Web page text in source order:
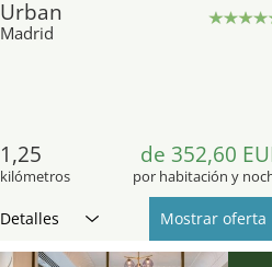
Urban
Madrid
1,25
kilómetros
de 352,60
por habitación y
Detalles Mostrar oferta